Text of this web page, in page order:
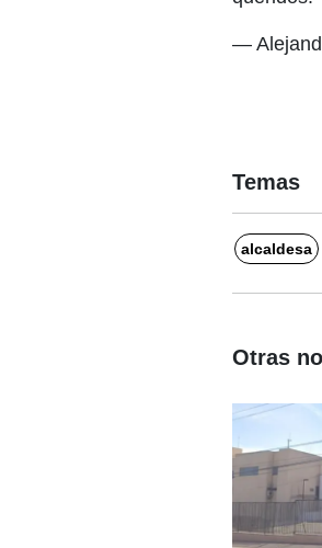
—
Temas
alcaldesa
Otras